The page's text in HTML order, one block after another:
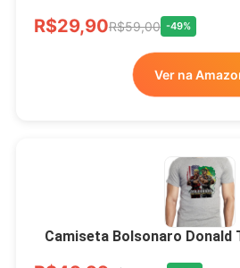
R$33,00
Ver no
R$29,90R$59,00 -49%
Ver na
Camiseta Bolsonaro Donald